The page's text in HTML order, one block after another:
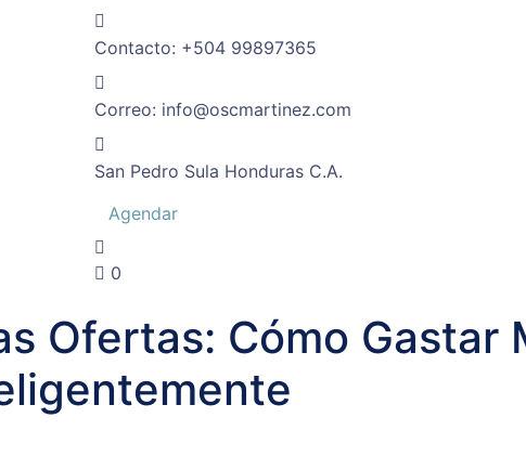
Contacto: +504 99897365
Correo: info@oscmartinez.com
San Pedro Sula Honduras C.A.
Agendar
0
Ofertas: Cómo Gastar